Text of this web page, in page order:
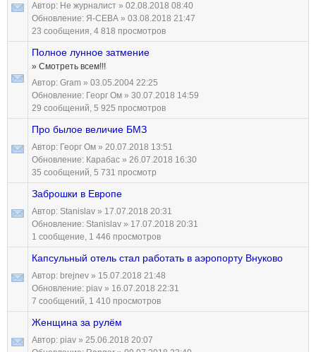
Автор: Не журналист » 02.08.2018 08:40
Обновление: Я-СЕВА » 03.08.2018 21:47
23 сообщения, 4 818 просмотров
Полное лунное затмение
» Смотреть всем!!!
Автор: Gram » 03.05.2004 22:25
Обновление: Георг Ом » 30.07.2018 14:59
29 сообщений, 5 925 просмотров
Про былое величие БМЗ
Автор: Георг Ом » 20.07.2018 13:51
Обновление: Карабас » 26.07.2018 16:30
35 сообщений, 5 731 просмотр
Заброшки в Европе
Автор: Stanislav » 17.07.2018 20:31
Обновление: Stanislav » 17.07.2018 20:31
1 сообщение, 1 446 просмотров
Капсульный отель стал работать в аэропорту Внуково
Автор: brejnev » 15.07.2018 21:48
Обновление: piav » 16.07.2018 22:31
7 сообщений, 1 410 просмотров
Женщина за рулём
Автор: piav » 25.06.2018 20:07